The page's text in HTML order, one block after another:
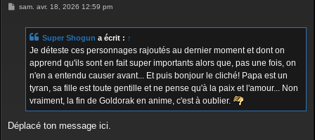
Msam. avr. 18, 2026 12:59 pm
Super Shogun a écrit : ↑
Je déteste ces personnages rajoutés au dernier moment et dont on
apprend qu'ils sont en fait super importants alors que, pas une fois, on
n'en a entendu causer avant... Et puis bonjour le cliché! Papa est un
tyran, sa fille est toute gentille et ne pense qu'à la paix et l'amour... Non
vraiment, la fin de Goldorak en anime, c'est à oublier.
Déplacé ton message ici.